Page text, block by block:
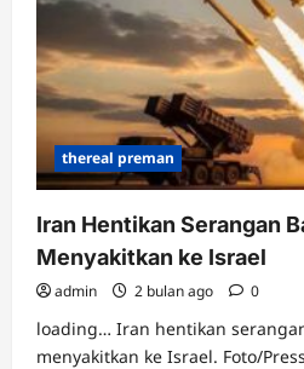
dan
Iran,
3
Alasannya
thereal preman
Iran Hentikan Serangan
Menyakitkan ke Israel
admin 2 bulan ago 0
loading… Iran hentikan
menyakitkan ke Israel. Foto/